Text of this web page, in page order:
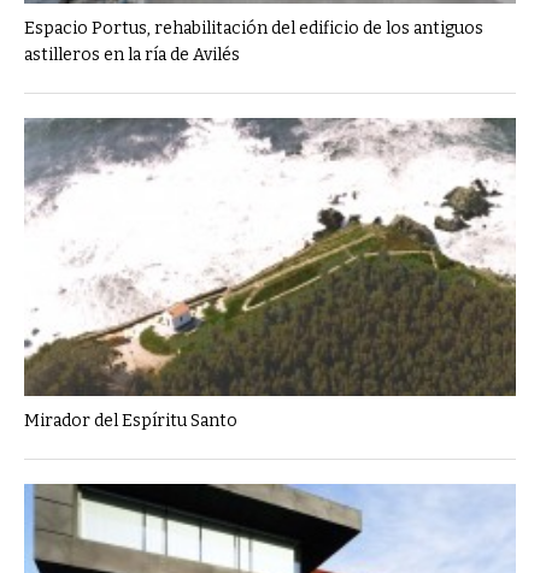
Espacio Portus, rehabilitación del edificio de los antiguos
astilleros en la ría de Avilés
Mirador del Espíritu Santo